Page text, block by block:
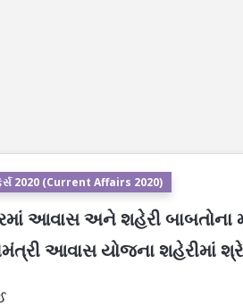
2020 (Current Affairs 2020)
આવાસ અને શહેરી બાબતોના
આવાસ યોજના શહેરીમાં